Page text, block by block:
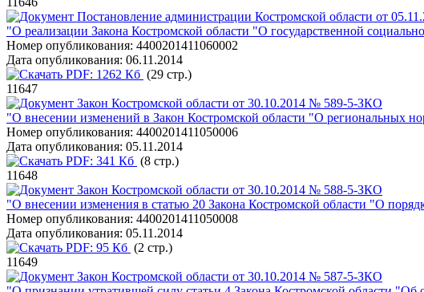
Постановление администрации Костромской области от
"О реализации Закона Костромской области "О государственной
Номер опубликования: 4400201411060002
Дата опубликования: 06.11.2014
PDF: 1262 Кб (29 стр.)
11647
Закон Костромской области от 30.10.2014 № 589-5-ЗКО
"О внесении изменений в Закон Костромской области "О региональных
Номер опубликования: 4400201411050006
Дата опубликования: 05.11.2014
PDF: 341 Кб (8 стр.)
11648
Закон Костромской области от 30.10.2014 № 588-5-ЗКО
"О внесении изменения в статью 20 Закона Костромской области "О
Номер опубликования: 4400201411050008
Дата опубликования: 05.11.2014
PDF: 95 Кб (2 стр.)
11649
Закон Костромской области от 30.10.2014 № 587-5-ЗКО